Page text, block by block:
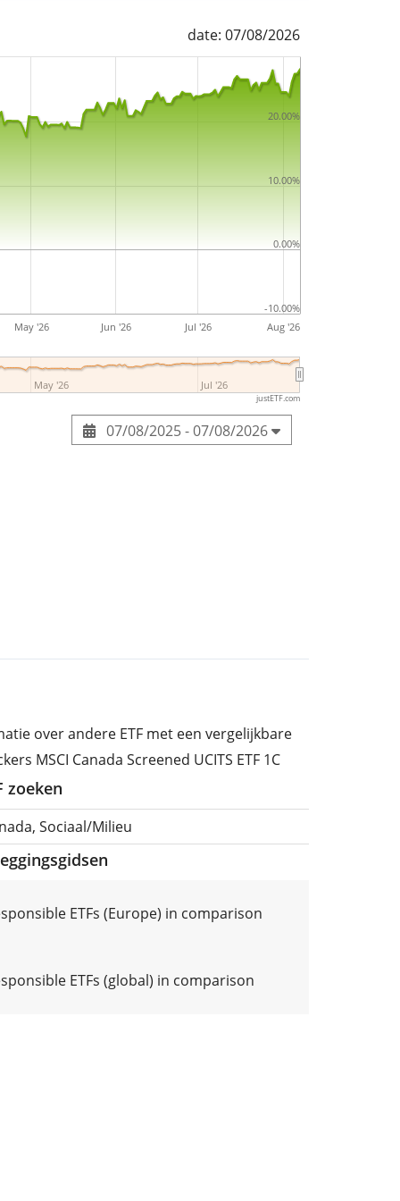
date: 07/08/2026
May '26 Jun '26 Jul '26 Aug '26
May '26 Jul '26
-10.00%
0.00%
10.00%
20.00%
justETF.com
07/08/2025 - 07/08/2026
over andere ETF met een vergelijkbare
MSCI Canada Screened UCITS ETF 1C
zoeken
Sociaal/Milieu
ETFs (Europe) in comparison
ETFs (global) in comparison